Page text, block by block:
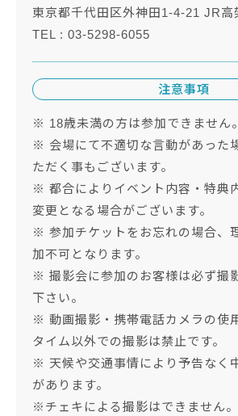
東京都千代田区外神田1-4-21 JR高
TEL : 03-5298-6055
注意事項
※ 18歳未満の方は参加できません。
※ 会場にて不適切な言動があった
ただく事もございます。
※ 都合によりイベント内容・特典
変更となる場合がございます。
※ 参加チケットをお忘れの場合、
加不可となります。
※ 撮影会に参加のお客様は必ず撮
下さい。
※ 動画撮影・携帯電話カメラの使
タイム以外での撮影は禁止です。
※ 天候や交通事情により予告なく
があります。
※チェキによる撮影はできません。